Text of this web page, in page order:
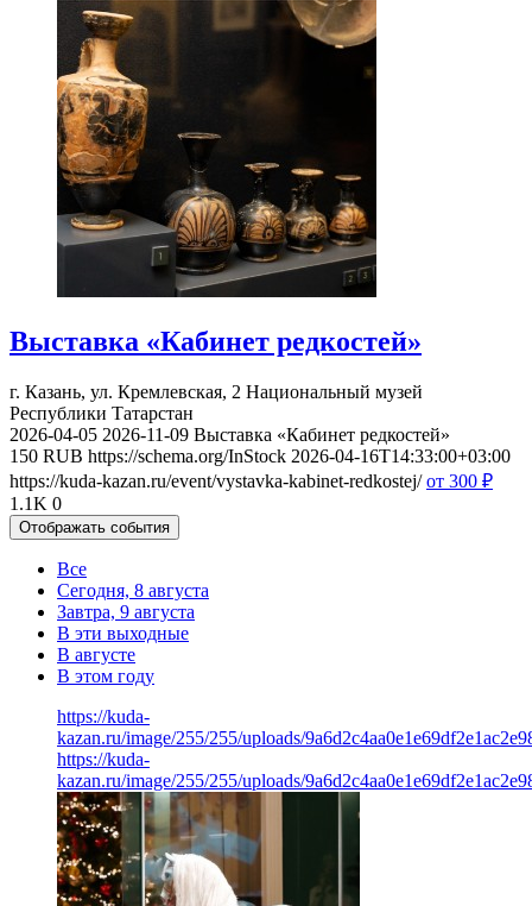
Выставка «Кабинет редкостей»
г. Казань, ул. Кремлевская, 2 Национальный музей
Республики Татарстан
2026-04-05 2026-11-09 Выставка «Кабинет редкостей»
150 RUB https://schema.org/InStock 2026-04-16T14:33:00+03:00
https://kuda-kazan.ru/event/vystavka-kabinet-redkostej/ от 300 ₽
1.1K 0
Отображать события
Все
Сегодня, 8 августа
Завтра, 9 августа
В эти выходные
В августе
В этом году
https://kuda-
kazan.ru/image/255/255/uploads/
https://kuda-
kazan.ru/image/255/255/uploads/